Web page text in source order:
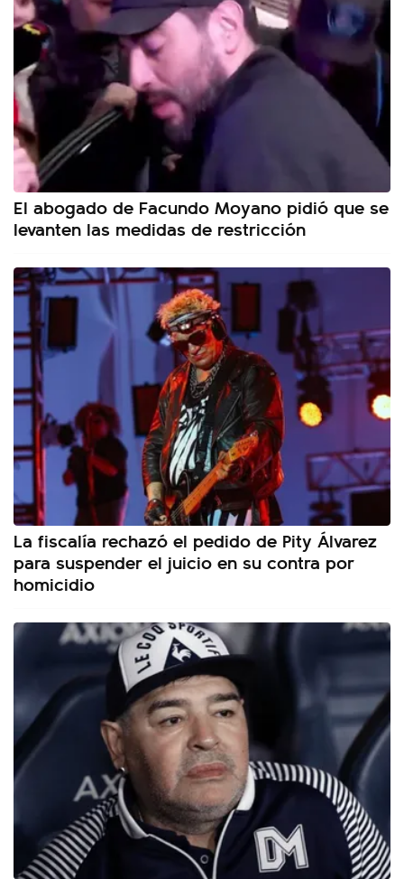
El abogado de Facundo Moyano pidió que se
levanten las medidas de restricción
La fiscalía rechazó el pedido de Pity Álvarez
para suspender el juicio en su contra por
homicidio